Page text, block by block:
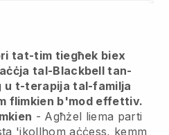
tat-tim tiegħek biex
tal-Blackbell tan-
u t-terapija tal-familja
flimkien b'mod effettiv.
- Agħżel liema parti
'jkollhom aċċess, kemm